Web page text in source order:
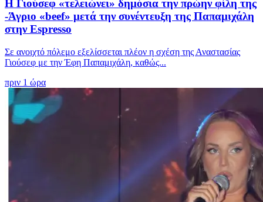
Η Γιούσεφ «τελειώνει» δημόσια την πρώην φίλη της
-Άγριο «beef» μετά την συνέντευξη της Παπαμιχάλη
στην Espresso
Σε ανοιχτό πόλεμο εξελίσσεται πλέον η σχέση της Αναστασίας
Γιούσεφ με την Έφη Παπαμιχάλη, καθώς...
πριν 1 ώρα